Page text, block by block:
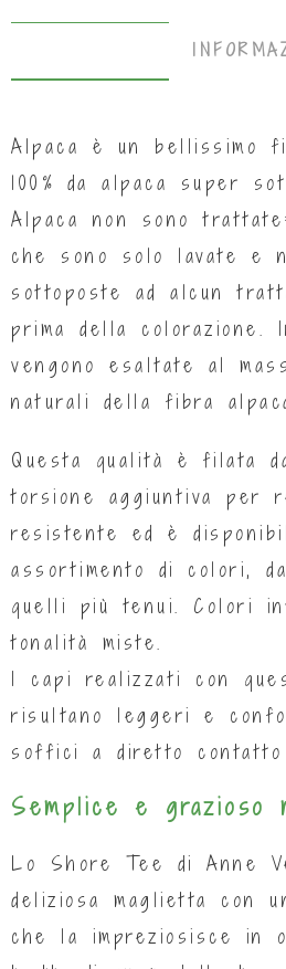
Alpaca è un bellissimo
100% da alpaca super
Alpaca non sono
che sono solo lavate e
sottoposte ad alcun
prima della colorazione.
vengono esaltate al
naturali della fibra
Questa qualità è filata
torsione aggiuntiva per
resistente ed è
assortimento di colori,
quelli più tenui. Colori
tonalità miste.
I capi realizzati con
risultano leggeri e
soffici a diretto
Semplice e grazioso
Lo Shore Tee di Anne
deliziosa maglietta con
che la impreziosisce in